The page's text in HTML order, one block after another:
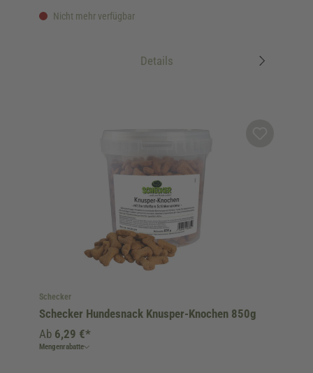
Nicht mehr verfügbar
Details
Schecker
Schecker Hundesnack Knusper-Knochen 850g
Ab 6,29 €*
Mengenrabatte